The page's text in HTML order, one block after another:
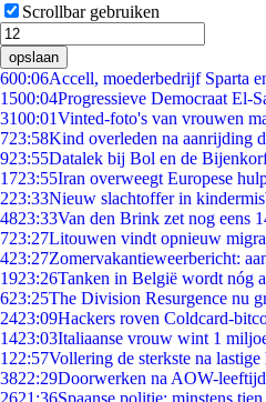
Scrollbar gebruiken
opslaan
600:06Accell, moederbedrijf Sparta
1500:04Progressieve Democraat El-
3100:01Vinted-foto's van vrouwen
723:58Kind overleden na aanrijding
923:55Datalek bij Bol en de
1723:55Iran overweegt Europese
223:33Nieuw slachtoffer in
4823:33Van den Brink zet nog eens
723:27Litouwen vindt opnieuw
423:27Zomervakantieweerbericht:
1923:26Tanken in België wordt nóg
623:25The Division Resurgence nu
2423:09Hackers roven Coldcard-
1423:03Italiaanse vrouw wint 1
1 22:57Vollering de sterkste na
3822:29Doorwerken na AOW-
2621:36Spaanse politie: minstens